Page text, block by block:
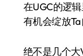
在UGC的逻
有机会绽放
绝不是几个